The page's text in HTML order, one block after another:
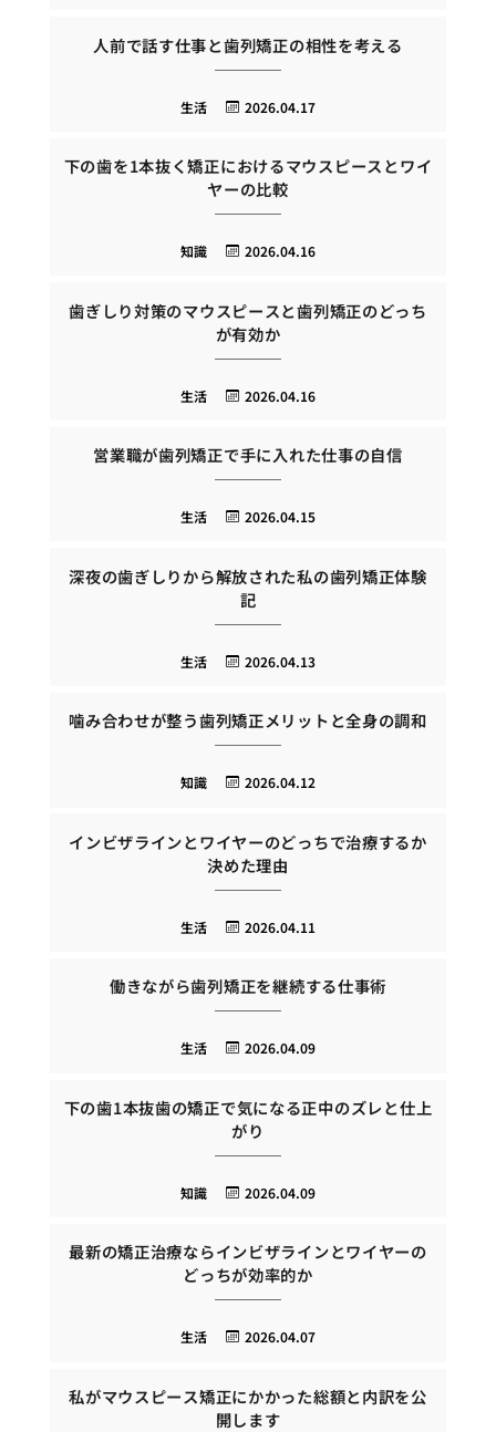
人前で話す仕事と歯列矯正の相性を考える
2026.04.17
生活
下の歯を1本抜く矯正におけるマウスピースとワイ
ヤーの比較
2026.04.16
知識
歯ぎしり対策のマウスピースと歯列矯正のどっち
が有効か
2026.04.16
生活
営業職が歯列矯正で手に入れた仕事の自信
2026.04.15
生活
深夜の歯ぎしりから解放された私の歯列矯正体験
記
2026.04.13
生活
噛み合わせが整う歯列矯正メリットと全身の調和
2026.04.12
知識
インビザラインとワイヤーのどっちで治療するか
決めた理由
2026.04.11
生活
働きながら歯列矯正を継続する仕事術
2026.04.09
生活
下の歯1本抜歯の矯正で気になる正中のズレと仕上
がり
2026.04.09
知識
最新の矯正治療ならインビザラインとワイヤーの
どっちが効率的か
2026.04.07
生活
私がマウスピース矯正にかかった総額と内訳を公
開します